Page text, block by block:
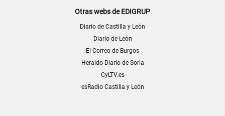
Otras webs de EDIGRUP
Diario de Castilla y León
Diario de León
El Correo de Burgos
Heraldo-Diario de Soria
CyLTV.es
esRadio Castilla y León